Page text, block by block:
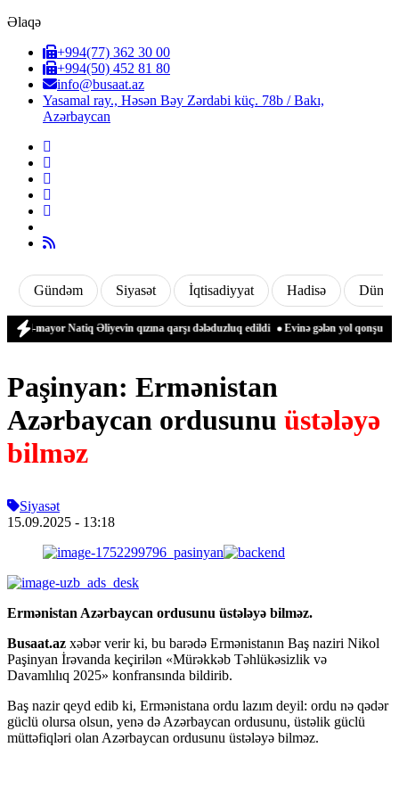
Əlaqə
+994(77) 362 30 00
+994(50) 452 81 80
info@busaat.az
Yasamal ray., Həsən Bəy Zərdabi küç. 78b / Bakı,
Azərbaycan
Gündəm Siyasət İqtisadiyyat Hadisə Dünya
mayor Natiq Əliyevin qızına qarşı dələduzluq edildi Evinə gələn yol qonşusu
Paşinyan: Ermənistan
Azərbaycan ordusunu üstələyə
bilməz
Siyasət
15.09.2025 - 13:18
Ermənistan Azərbaycan ordusunu üstələyə bilməz.
Busaat.az xəbər verir ki, bu barədə Ermənistanın Baş naziri Nikol
Paşinyan İrəvanda keçirilən «Mürəkkəb Təhlükəsizlik və
Davamlılıq 2025» konfransında bildirib.
Baş nazir qeyd edib ki, Ermənistana ordu lazım deyil: ordu nə qədər
güclü olursa olsun, yenə də Azərbaycan ordusunu, üstəlik güclü
müttəfiqləri olan Azərbaycan ordusunu üstələyə bilməz.